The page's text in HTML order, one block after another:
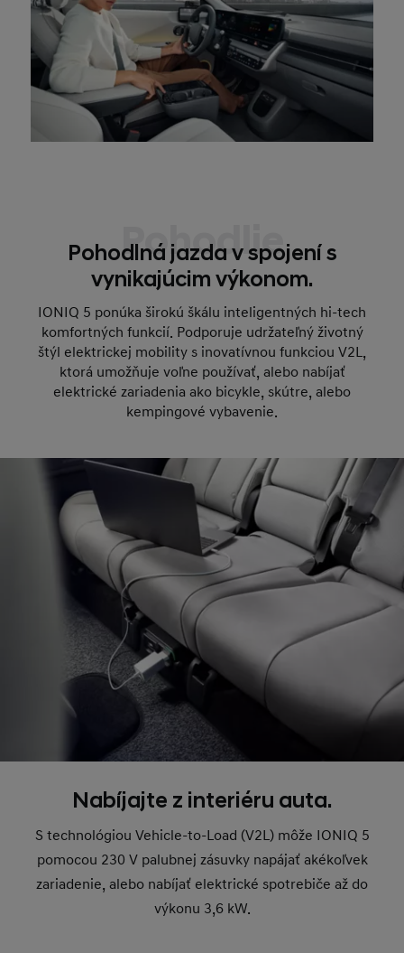
Pohodlie
Pohodlná jazda v spojení s
vynikajúcim výkonom.
IONIQ 5 ponúka širokú škálu inteligentných hi-tech
komfortných funkcií. Podporuje udržateľný životný
štýl elektrickej mobility s inovatívnou funkciou V2L,
ktorá umožňuje voľne používať, alebo nabíjať
elektrické zariadenia ako bicykle, skútre, alebo
kempingové vybavenie.
Nabíjajte z interiéru auta.
S technológiou Vehicle-to-Load (V2L) môže IONIQ 5
pomocou 230 V palubnej zásuvky napájať akékoľvek
zariadenie, alebo nabíjať elektrické spotrebiče až do
výkonu 3,6 kW.